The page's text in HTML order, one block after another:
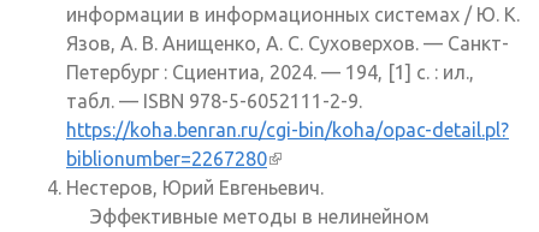
информации в информационных системах / Ю. К.
Язов, А. В. Анищенко, А. С. Суховерхов. — Санкт-
Петербург : Сциентиа, 2024. — 194, [1] с. : ил.,
табл. — ISBN 978-5-6052111-2-9.
https://koha.benran.ru/cgi-bin/koha/opac-detail.pl?
biblionumber=2267280(внешняя ссылка)
Нестеров, Юрий Евгеньевич.
Эффективные методы в нелинейном